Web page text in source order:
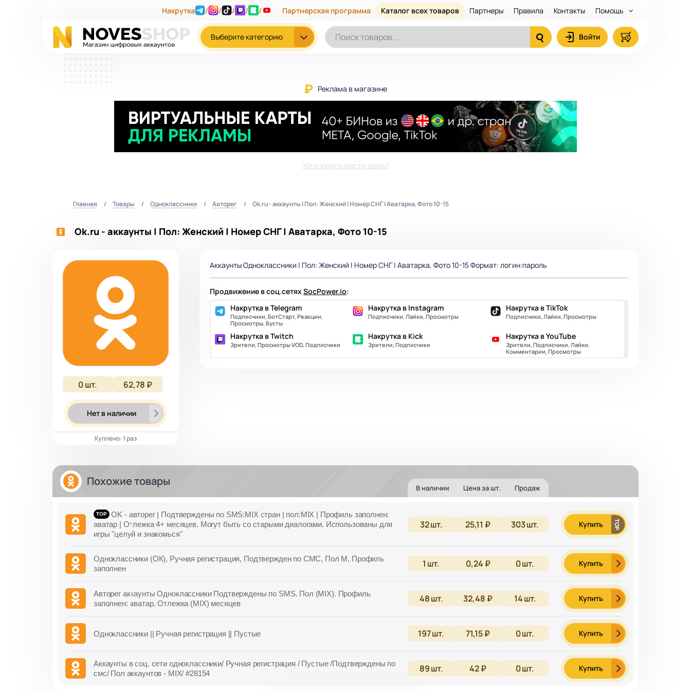
Накрутка / / / / / Партнерская программа Каталог всех товаров Партнеры Правила Контакты Помощь
Выберите категорию Войти
Реклама в магазине
Хочу купить место здесь!
Главная Товары Одноклассники Авторег Ok.ru - аккаунты | Пол: Женский | Номер СНГ | Аватарка, Фото 10-15
Ok.ru - аккаунты | Пол: Женский | Номер СНГ | Аватарка, Фото 10-15
0шт. 62,78 ₽
Нет в наличии
Куплено: 1 раз
Аккаунты Одноклассники | Пол: Женский | Номер СНГ | Аватарка, Фото 10-15 Формат: логин:пароль
Продвижение в соц.сетяхSocPower.io:
Накрутка в Telegram
Подписчики, БотСтарт, Реакции,
Просмотры, Бусты
Накрутка в Instagram
Подписчики, Лайки, Просмотры
Накрутка в TikTok
Подписчики, Лайки, Просмотры
Накрутка в Twitch
Зрители, Просмотры VOD, Подписчики
Накрутка в Kick
Зрители, Подписчики
Накрутка в YouTube
Зрители, Подписчики, Лайки,
Комментарии, Просмотры
Похожие товары В наличии Цена за шт. Продаж
OK - авторег | Подтверждены по SMS:MIX стран | пол:MIX | Профиль заполнен:
аватар | Отлежка 4+ месяцев. Могут быть со старыми диалогами. Использованы для
игры "целуй и знакомься"
32шт. 25,11 ₽ 303шт. Купить
Одноклассники (ОК), Ручная регистрация, Подтвержден по СМС, Пол М, Профиль
заполнен
1 шт. 0,24 ₽ 0шт. Купить
Авторег аккаунты Одноклассники Подтверждены по SMS. Пол (MIX). Профиль
заполнен: аватар. Отлежка (MIX) месяцев
48шт. 32,48 ₽ 14шт. Купить
Одноклассники || Ручная регистрация || Пустые 197шт. 71,15 ₽ 0шт. Купить
Аккаунты в соц. сети одноклассники/ Ручная регистрация / Пустые /Подтверждены по
смс/ Пол аккаунтов - MIX/ #28154
89шт. 42 ₽ 0шт. Купить